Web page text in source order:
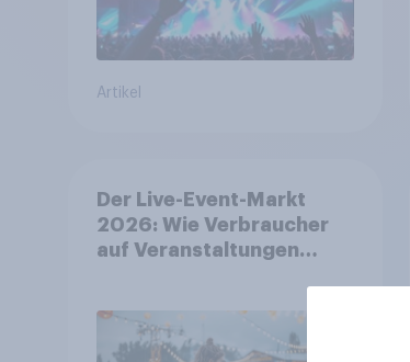
Artikel
Der Live-Event-Markt
2026: Wie Verbraucher
auf Veranstaltungen